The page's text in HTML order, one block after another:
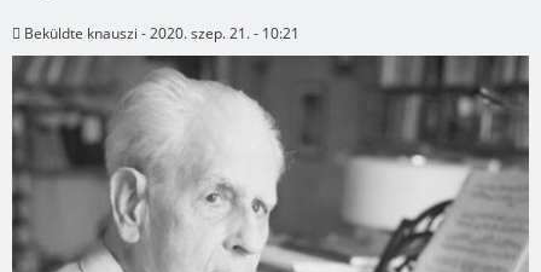
Beküldte knauszi - 2020. szep. 21. - 10:21